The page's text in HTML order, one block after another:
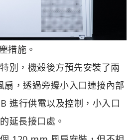
措施。
別，機殼後方預先安裝了兩
，透過旁邊小入口連接內部
進行供電以及控制，小入口
延長接口處。